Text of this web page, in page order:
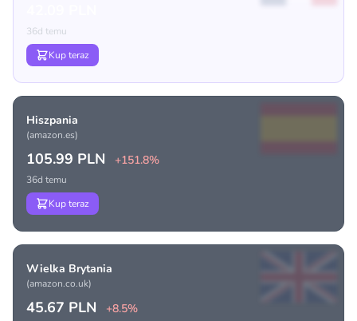
36d temu
Kup teraz
Hiszpania
(amazon.es)
105.99 PLN +151.8%
36d temu
Kup teraz
Wielka Brytania
(amazon.co.uk)
45.67 PLN +8.5%